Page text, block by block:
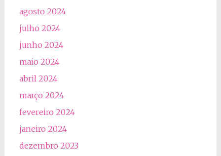
agosto 2024
julho 2024
junho 2024
maio 2024
abril 2024
março 2024
fevereiro 2024
janeiro 2024
dezembro 2023